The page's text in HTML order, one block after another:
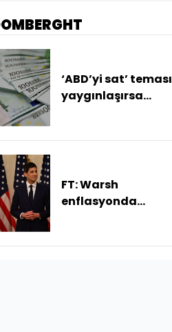
‘ABD’yi sat’ teması
yaygınlaşırsa
FT: Warsh
enflasyonda